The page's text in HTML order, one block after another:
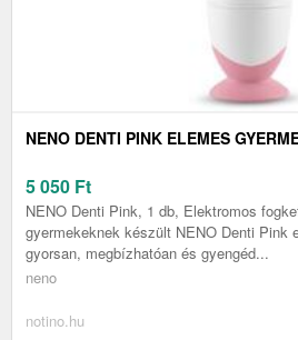
NENO DENTI PINK ELEMES
5 050 Ft
NENO Denti Pink, 1 db, Elektromos
gyermekeknek készült NENO Denti Pink
gyorsan, megbízhatóan és gyengéd...
neno
notino.hu